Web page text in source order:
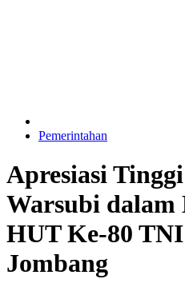
Pemerintahan
Apresiasi
Warsubi dalam
HUT Ke-80
Jombang